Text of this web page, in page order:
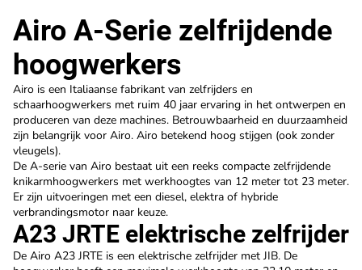
Airo A-Serie zelfrijdende
hoogwerkers
Airo is een Italiaanse fabrikant van zelfrijders en
schaarhoogwerkers met ruim 40 jaar ervaring in het ontwerpen en
produceren van deze machines. Betrouwbaarheid en duurzaamheid
zijn belangrijk voor Airo. Airo betekend hoog stijgen (ook zonder
vleugels).
De A-serie van Airo bestaat uit een reeks compacte zelfrijdende
knikarmhoogwerkers met werkhoogtes van 12 meter tot 23 meter.
Er zijn uitvoeringen met een diesel, elektra of hybride
verbrandingsmotor naar keuze.
A23 JRTE elektrische zelfrijder
De Airo A23 JRTE is een elektrische zelfrijder met JIB. De